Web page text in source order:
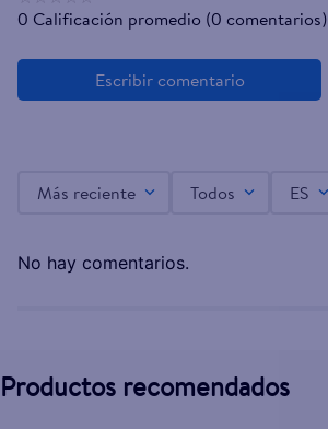
0 Calificación promedio (0 comentarios)
Más reciente Todos ES
No hay comentarios.
Productos recomendados